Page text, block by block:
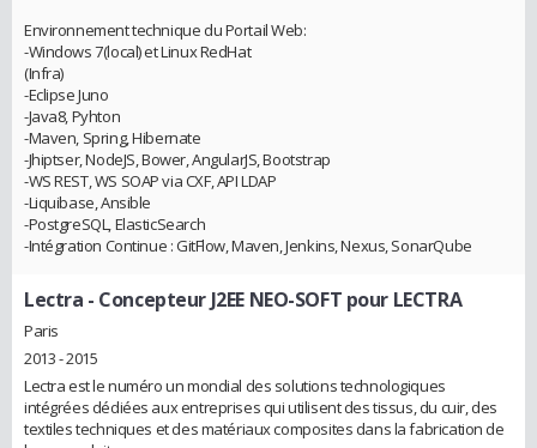
Environnement technique du Portail Web:
-Windows 7(local) et Linux RedHat
(Infra)
-Eclipse Juno
-Java8, Pyhton
-Maven, Spring, Hibernate
-Jhiptser, NodeJS, Bower, AngularJS, Bootstrap
-WS REST, WS SOAP via CXF, API LDAP
-Liquibase, Ansible
-PostgreSQL, ElasticSearch
-Intégration Continue : GitFlow, Maven, Jenkins, Nexus, SonarQube
Lectra - Concepteur J2EE NEO-SOFT pour LECTRA
Paris
2013 - 2015
Lectra est le numéro un mondial des solutions technologiques
intégrées dédiées aux entreprises qui utilisent des tissus, du cuir, des
textiles techniques et des matériaux composites dans la fabrication de